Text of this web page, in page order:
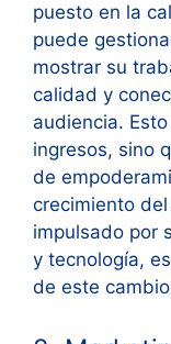
puesto en la
puede
mostrar su
calidad y
audiencia.
ingresos, sino
de
crecimiento
impulsado por
y tecnología,
de este